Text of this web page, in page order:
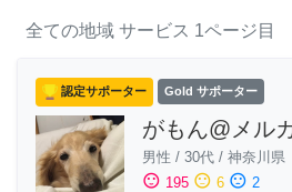
全ての地域 サービス 1ページ目
認定サポーター Gold サポーター
がもん@メル
男性 / 30代 / 神奈川県
sentiment_satisfied 195 sentiment_neutral 6 sentiment_dissatisfied 2